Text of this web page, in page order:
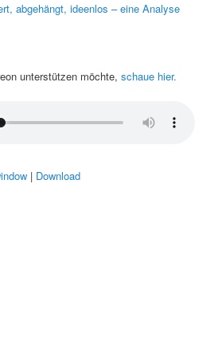
abgehängt, ideenlos – eine Analyse
unterstützen möchte,schaue hier.
| Download